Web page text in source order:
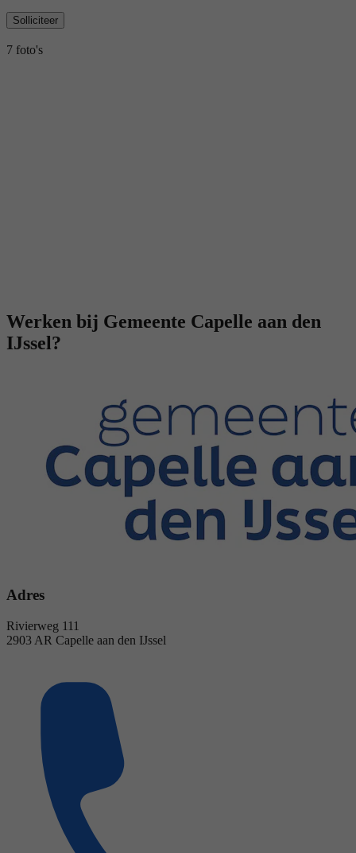
Solliciteer
7 foto's
Werken bij Gemeente Capelle aan den
IJssel?
Adres
Rivierweg 111
2903 AR Capelle aan den IJssel